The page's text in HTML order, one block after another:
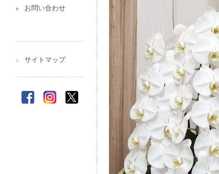
▶︎ お問い合わせ
▶︎ サイトマップ